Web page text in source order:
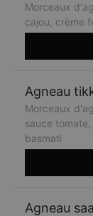
Morceaux
cajou, crème
Agneau
Morceaux
sauce
basmati
Agneau